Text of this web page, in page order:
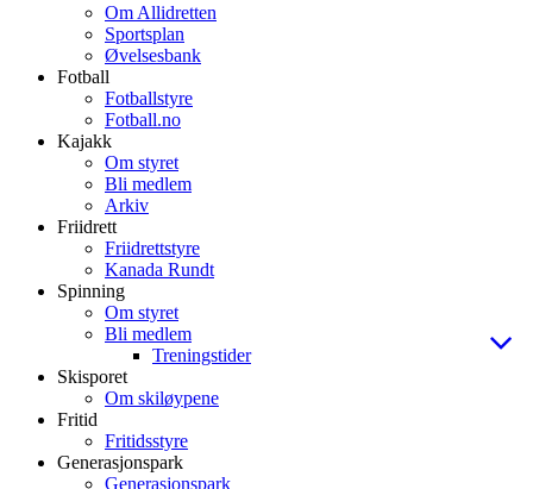
Om Allidretten
Sportsplan
Øvelsesbank
Fotball
Fotballstyre
Fotball.no
Kajakk
Om styret
Bli medlem
Arkiv
Friidrett
Friidrettstyre
Kanada Rundt
Spinning
Om styret
Bli medlem
Treningstider
Skisporet
Om skiløypene
Fritid
Fritidsstyre
Generasjonspark
Generasjonspark